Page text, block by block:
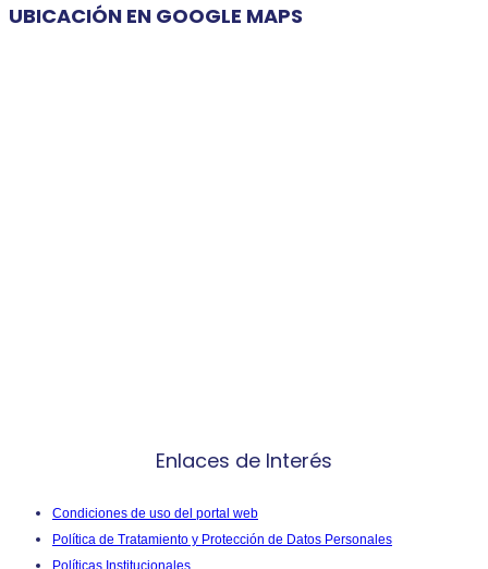
UBICACIÓN EN GOOGLE MAPS
Enlaces de Interés
Condiciones de uso del portal web
Política de Tratamiento y Protección de Datos Personales
Políticas Institucionales